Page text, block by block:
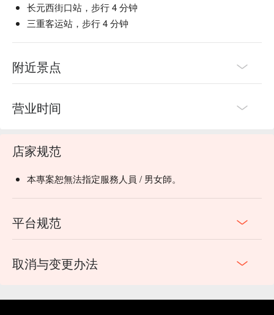
长元西街口站，步行 4 分钟
三重客运站，步行 4 分钟
附近景点
营业时间
店家规范
本專案恕無法指定服務人員 / 男女師。
平台规范
取消与变更办法